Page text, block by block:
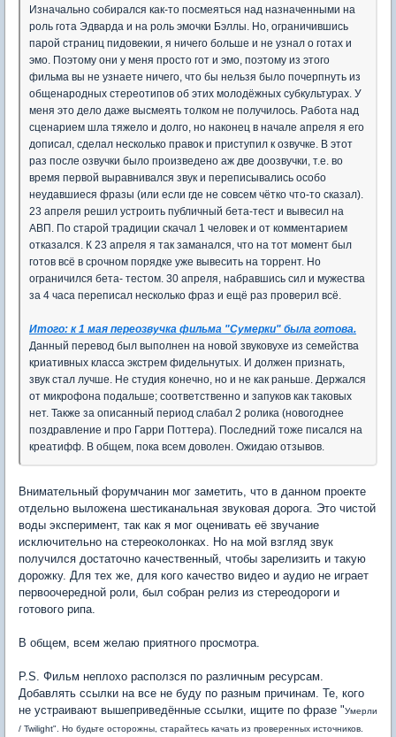
Изначально собирался как-то посмеяться над назначенными на
роль гота Эдварда и на роль эмочки Бэллы. Но, ограничившись
парой страниц пидовекии, я ничего больше и не узнал о готах и
эмо. Поэтому они у меня просто гот и эмо, поэтому из этого
фильма вы не узнаете ничего, что бы нельзя было почерпнуть из
общенародных стереотипов об этих молодёжных субкультурах. У
меня это дело даже высмеять толком не получилось. Работа над
сценарием шла тяжело и долго, но наконец в начале апреля я его
дописал, сделал несколько правок и приступил к озвучке. В этот
раз после озвучки было произведено аж две доозвучки, т.е. во
время первой выравнивался звук и переписывались особо
неудавшиеся фразы (или если где не совсем чётко что-то сказал).
23 апреля решил устроить публичный бета-тест и вывесил на
АВП. По старой традиции скачал 1 человек и от комментарием
отказался. К 23 апреля я так заманался, что на тот момент был
готов всё в срочном порядке уже вывесить на торрент. Но
ограничился бета- тестом. 30 апреля, набравшись сил и мужества
за 4 часа переписал несколько фраз и ещё раз проверил всё.
Итого: к 1 мая переозвучка фильма "Сумерки" была готова.
Данный перевод был выполнен на новой звуковухе из семейства
криативных класса экстрем фидельнутых. И должен признать,
звук стал лучше. Не студия конечно, но и не как раньше. Держался
от микрофона подальше; соответственно и запуков как таковых
нет. Также за описанный период слабал 2 ролика (новогоднее
поздравление и про Гарри Поттера). Последний тоже писался на
креатифф. В общем, пока всем доволен. Ожидаю отзывов.
Внимательный форумчанин мог заметить, что в данном проекте
отдельно выложена шестиканальная звуковая дорога. Это чистой
воды эксперимент, так как я мог оценивать её звучание
исключительно на стереоколонках. Но на мой взгляд звук
получился достаточно качественный, чтобы зарелизить и такую
дорожку. Для тех же, для кого качество видео и аудио не играет
первоочередной роли, был собран релиз из стереодороги и
готового рипа.
В общем, всем желаю приятного просмотра.
P.S. Фильм неплохо расползся по различным ресурсам.
Добавлять ссылки на все не буду по разным причинам. Те, кого
не устраивают вышеприведённые ссылки, ищите по фразе "Умерли
/ Twilight". Но будьте осторожны, старайтесь качать из проверенных источников.